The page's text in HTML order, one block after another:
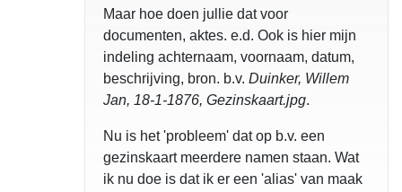
Maar hoe doen jullie dat voor
documenten, aktes. e.d. Ook is hier mijn
indeling achternaam, voornaam, datum,
beschrijving, bron. b.v. Duinker, Willem
Jan, 18-1-1876, Gezinskaart.jpg.
Nu is het 'probleem' dat op b.v. een
gezinskaart meerdere namen staan. Wat
ik nu doe is dat ik er een 'alias' van maak